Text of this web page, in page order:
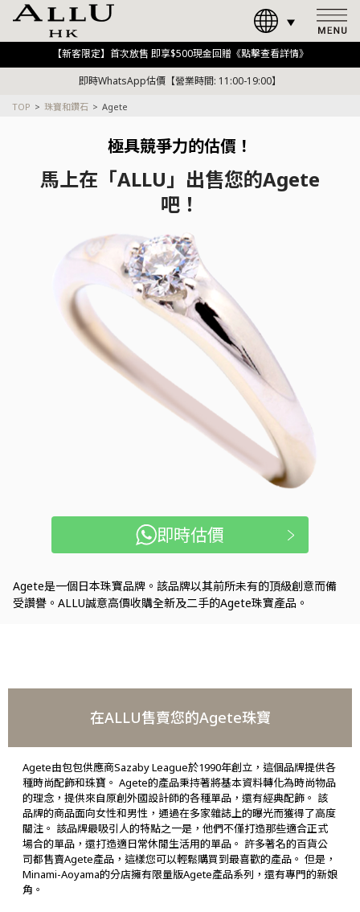
【新客限定】首次放售 即享$500現金回贈《點擊查看詳情》
即時WhatsApp估價【營業時間: 11:00-19:00】
TOP 珠寶和鑽石 Agete
極具競爭力的估價！
馬上在「ALLU」出售您的Agete
吧！
即時估價
Agete是一個日本珠寶品牌。該品牌以其前所未有的頂級創意而備
受讚譽。ALLU誠意高價收購全新及二手的Agete珠寶產品。
在ALLU售賣您的Agete珠寶
Agete由包包供應商Sazaby League於1990年創立，這個品牌提供各
種時尚配飾和珠寶。 Agete的產品秉持著將基本資料轉化為時尚物品
的理念，提供來自原創外國設計師的各種單品，還有經典配飾。 該
品牌的商品面向女性和男性，通過在多家雜誌上的曝光而獲得了高度
關注。 該品牌最吸引人的特點之一是，他們不僅打造那些適合正式
場合的單品，還打造適日常休閒生活用的單品。 許多著名的百貨公
司都售賣Agete產品，這樣您可以輕鬆購買到最喜歡的產品。 但是，
Minami-Aoyama的分店擁有限量版Agete產品系列，還有專門的新娘
角。